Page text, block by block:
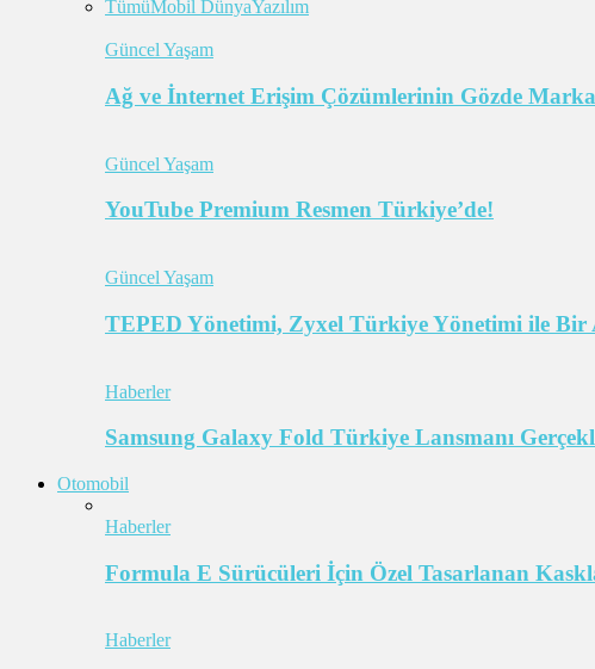
TümüMobil DünyaYazılım
Güncel Yaşam
Ağ ve İnternet Erişim Çözümlerinin Gözde
Güncel Yaşam
YouTube Premium Resmen Türkiye’de!
Güncel Yaşam
TEPED Yönetimi, Zyxel Türkiye Yönetimi ile Bir
Haberler
Samsung Galaxy Fold Türkiye Lansmanı
Otomobil
Haberler
Formula E Sürücüleri İçin Özel Tasarlanan
Haberler